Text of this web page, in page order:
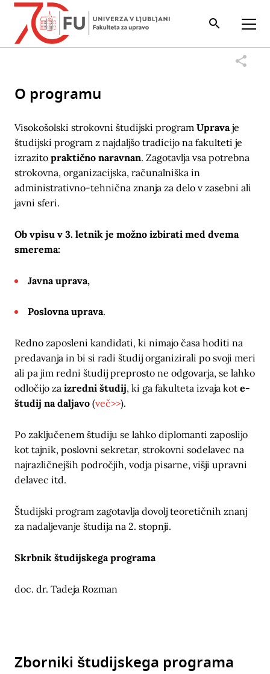
Iskalnik Odpri
O programu
Visokošolski strokovni študijski program Upravaje
študijski program z najdaljšo tradicijo na fakulteti je
izrazito praktično naravnan. Zagotavlja vsa potrebna
strokovna, organizacijska, računalniška in
administrativno-tehnična znanja za delo v zasebni ali
javni sferi.
Ob vpisu v 3. letnik je možno izbirati med dvema
smerema:
Javna uprava,
Poslovna uprava.
Redno zaposleni kandidati, ki nimajo časa hoditi na
predavanja in bi si radi študij organizirali po svoji meri
ali pa jim redni študij preprosto ne odgovarja, se lahko
odločijo za izredni študij, ki ga fakulteta izvaja kot e-
študij na daljavo (več>>).
Po zaključenem študiju se lahko diplomanti zaposlijo
kot tajnik, poslovni sekretar, strokovni sodelavec na
najrazličnejših področjih, vodja pisarne, višji upravni
delavec itd.
Študijski program zagotavlja dovolj teoretičnih znanj
za nadaljevanje študija na 2. stopnji.
Skrbnik študijskega programa
doc. dr. Tadeja Rozman
Zborniki študijskega programa